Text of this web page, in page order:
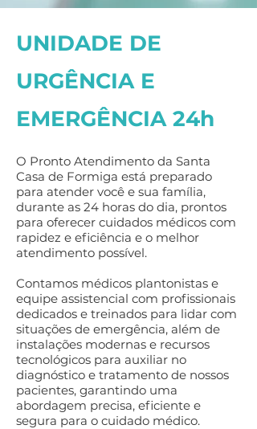
UNIDADE DE
URGÊNCIA E
EMERGÊNCIA 24h
O Pronto Atendimento da Santa
Casa de Formiga está preparado
para atender você e sua família,
durante as 24 horas do dia, prontos
para oferecer cuidados médicos com
rapidez e eficiência e o melhor
atendimento possível.
Contamos médicos plantonistas e
equipe assistencial com profissionais
dedicados e treinados para lidar com
situações de emergência, além de
instalações modernas e recursos
tecnológicos para auxiliar no
diagnóstico e tratamento de nossos
pacientes, garantindo uma
abordagem precisa, eficiente e
segura para o cuidado médico.